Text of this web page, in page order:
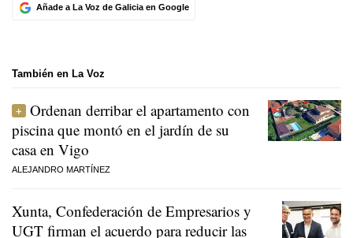
Añade a La Voz de Galicia en Google
También en La Voz
Ordenan derribar el apartamento con
piscina que montó en el jardín de su
casa en Vigo
ALEJANDRO MARTÍNEZ
Xunta, Confederación de Empresarios y
UGT firman el acuerdo para reducir las